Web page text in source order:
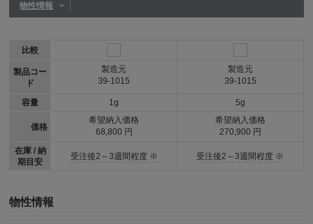
物性情報
比較
製品コー
ド
容量
価格
在庫 / 納
期目安
製造元
39-1015
1g
希望納入価格
68,800 円
受注後2～3週間程度 ※
製造元
39-1015
5g
希望納入価格
270,900 円
受注後2～3週間程度 ※
物性情報